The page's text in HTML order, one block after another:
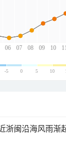
06 07 08 09 10
-5 0 5 10
浙闽沿海风雨渐